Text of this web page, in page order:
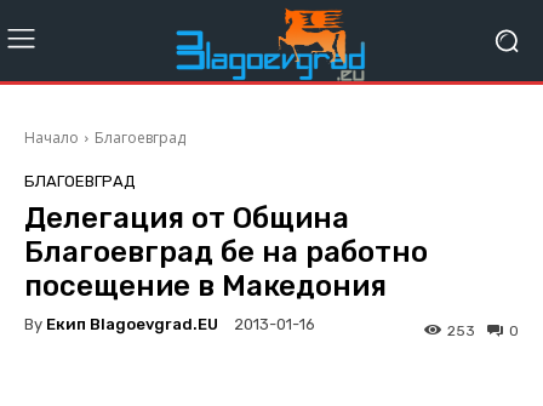
Начало Благоевград
БЛАГОЕВГРАД
Делегация от Oбщина
Благоевград бе на работно
посещение в Македония
By Екип Blagoevgrad.EU 2013-01-16 0
253